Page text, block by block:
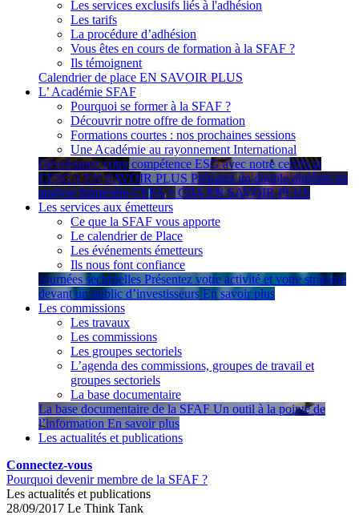
Les services exclusifs liés à l'adhésion
Les tarifs
La procédure d’adhésion
Vous êtes en cours de formation à la SFAF ?
Ils témoignent
Calendrier de place EN SAVOIR PLUS
L’ Académie SFAF
Pourquoi se former à la SFAF ?
Découvrir notre offre de formation
Formations courtes : nos prochaines sessions
Une Académie au rayonnement International
Développez votre compétence ESG avec notre certificat
CESGA EN SAVOIR PLUS Préparez un double diplôme en
analyse financière CEFA + CIIA EN SAVOIR PLUS
Les services aux émetteurs
Ce que la SFAF vous apporte
Le calendrier de Place
Les événements émetteurs
Ils nous font confiance
Journées sectorielles Présentez votre activité et votre stratégie
devant un public d’investisseurs En savoir plus
Les commissions
Les travaux
Les commissions
Les groupes sectoriels
L’agenda des commissions, groupes de travail et
groupes sectoriels
La base documentaire
La base documentaire de la SFAF Un outil à la pointe de
l’information En savoir plus
Les actualités et publications
Connectez-vous
Pourquoi devenir membre de la SFAF ?
Les actualités et publications
28/09/2017 Le Think Tank